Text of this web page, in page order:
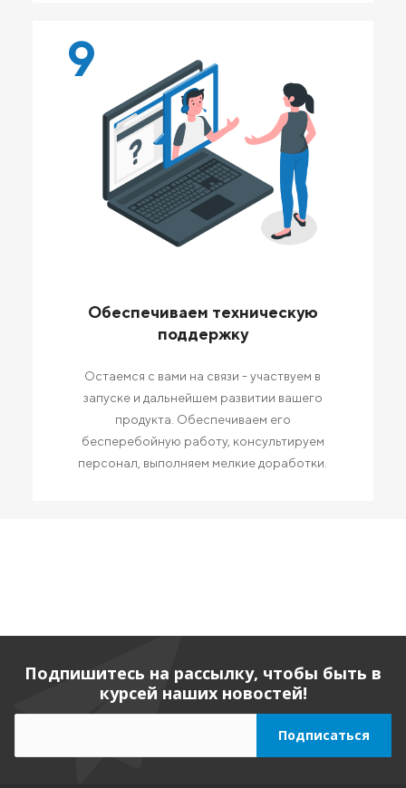
9
Обеспечиваем техническую
поддержку
Остаемся с вами на связи - участвуем в
запуске и дальнейшем развитии вашего
продукта. Обеспечиваем его
бесперебойную работу, консультируем
персонал, выполняем мелкие доработки.
Подпишитесь на рассылку, чтобы быть в
курсей наших новостей!